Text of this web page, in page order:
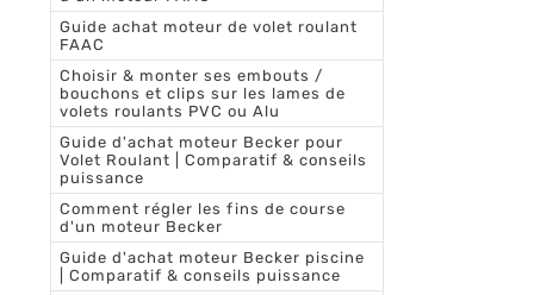
Guide achat moteur de volet roulant
FAAC
Choisir & monter ses embouts /
bouchons et clips sur les lames de
volets roulants PVC ou Alu
Guide d'achat moteur Becker pour
Volet Roulant | Comparatif & conseils
puissance
Comment régler les fins de course
d'un moteur Becker
Guide d'achat moteur Becker piscine
| Comparatif & conseils puissance